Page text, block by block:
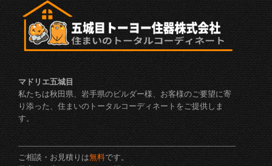
マドリエ五城目
私たちは秋田県、岩手県のビルダー様、お客様のご要望に寄
り添った、住まいのトータルコーディネートをご提供しま
す。
ご相談・お見積りは無料です。